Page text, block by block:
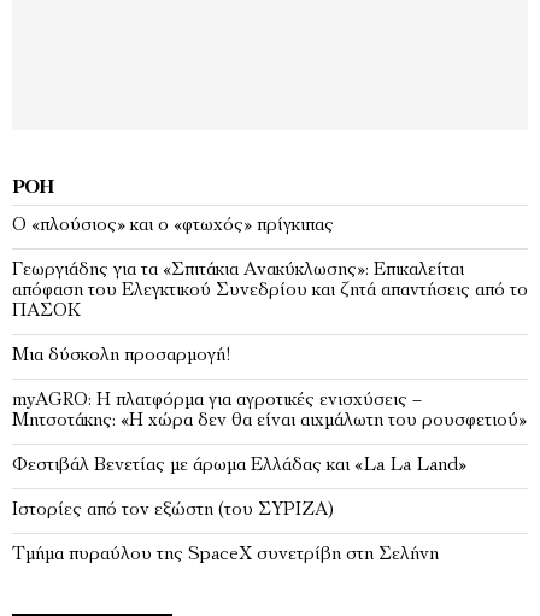
ΡΟΉ
Ο «πλούσιος» και ο «φτωχός» πρίγκιπας
Γεωργιάδης για τα «Σπιτάκια Ανακύκλωσης»: Επικαλείται
απόφαση του Ελεγκτικού Συνεδρίου και ζητά απαντήσεις από το
ΠΑΣΟΚ
Μια δύσκολη προσαρμογή!
myAGRO: Η πλατφόρμα για αγροτικές ενισχύσεις –
Μητσοτάκης: «Η χώρα δεν θα είναι αιχμάλωτη του ρουσφετιού»
Φεστιβάλ Βενετίας με άρωμα Ελλάδας και «La La Land»
Ιστορίες από τον εξώστη (του ΣΥΡΙΖΑ)
Τμήμα πυραύλου της SpaceX συνετρίβη στη Σελήνη